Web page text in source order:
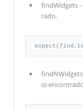
findWidgets
rado.
oi